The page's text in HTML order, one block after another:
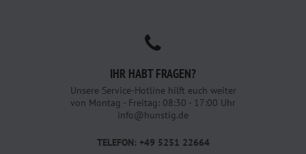
IHR HABT FRAGEN?
Unsere Service-Hotline hilft euch weiter
von Montag - Freitag: 08:30 - 17:00 Uhr
info@hunstig.de
TELEFON: +49 5251 22664